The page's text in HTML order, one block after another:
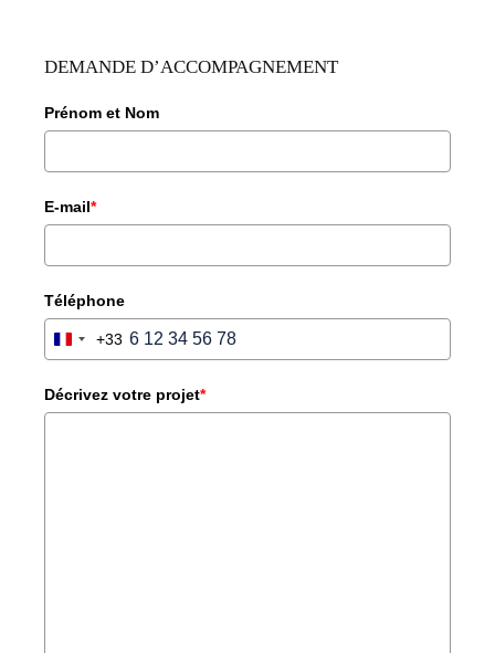
DEMANDE D’ACCOMPAGNEMENT
Prénom et Nom
E-mail*
Téléphone
FRANCE
+33
Décrivez votre projet*